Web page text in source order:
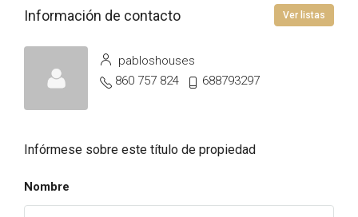
Información de contacto Ver listas
pabloshouses
860 757 824
688793297
Infórmese sobre este título de propiedad
Nombre